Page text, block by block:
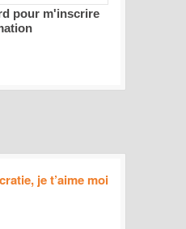
pour m'inscrire
je t’aime moi